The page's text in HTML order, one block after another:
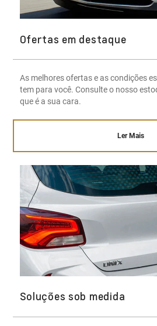
Ofertas em destaque
As melhores ofertas e as condições
tem para você. Consulte o nosso
que é a sua cara.
Ler Mais
Soluções sob medida